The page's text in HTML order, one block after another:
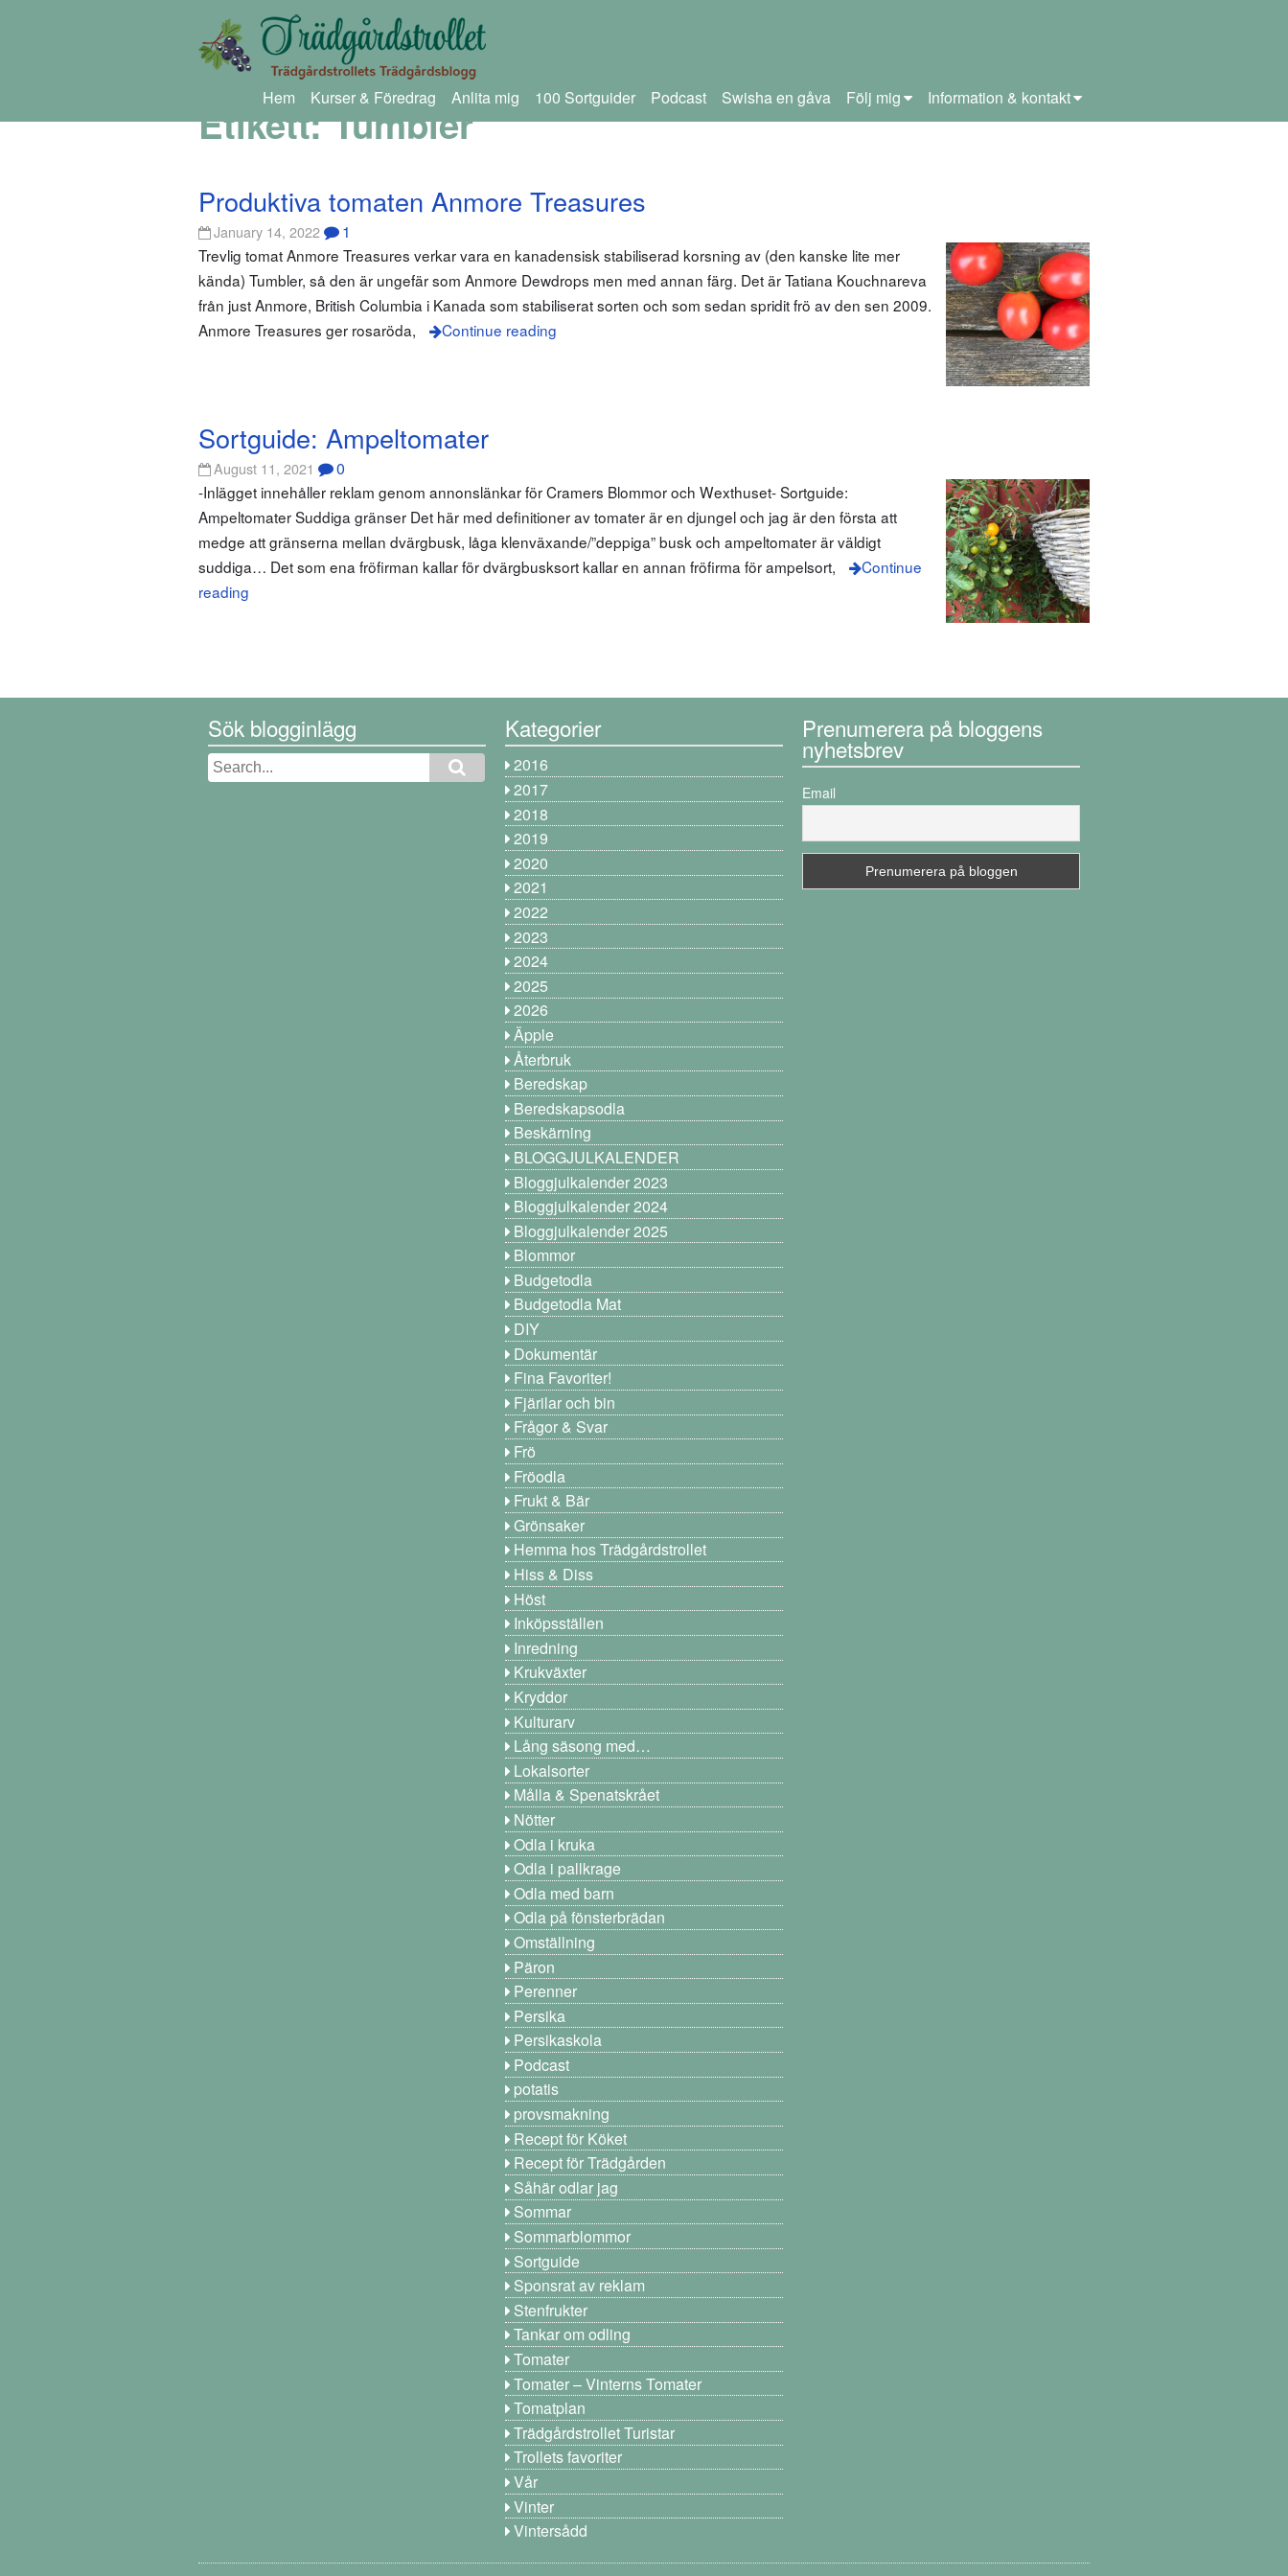
Hem Kurser & Föredrag Anlita mig 100 Sortguider Podcast Swisha en gåva Följ mig Information & kontakt
Etikett:Tumbler
Produktiva tomaten Anmore Treasures
January 14, 2022 1
Trevlig tomat Anmore Treasures verkar vara en kanadensisk stabiliserad korsning av (den kanske lite mer
kända) Tumbler, så den är ungefär som Anmore Dewdrops men med annan färg. Det är Tatiana Kouchnareva
från just Anmore, British Columbia i Kanada som stabiliserat sorten och som sedan spridit frö av den sen 2009.
Anmore Treasures ger rosaröda,
Continue reading
Sortguide: Ampeltomater
August 11, 2021 0
-Inlägget innehåller reklam genom annonslänkar för Cramers Blommor och Wexthuset- Sortguide:
Ampeltomater Suddiga gränser Det här med definitioner av tomater är en djungel och jag är den första att
medge att gränserna mellan dvärgbusk, låga klenväxande/”deppiga” busk och ampeltomater är väldigt
suddiga… Det som ena fröfirman kallar för dvärgbusksort kallar en annan fröfirma för ampelsort,
Continue
reading
Sök blogginlägg Kategorier
2016
2017
2018
2019
2020
2021
2022
2023
2024
2025
2026
Äpple
Återbruk
Beredskap
Beredskapsodla
Beskärning
BLOGGJULKALENDER
Bloggjulkalender 2023
Bloggjulkalender 2024
Bloggjulkalender 2025
Blommor
Budgetodla
Budgetodla Mat
DIY
Dokumentär
Fina Favoriter!
Fjärilar och bin
Frågor & Svar
Frö
Fröodla
Frukt & Bär
Grönsaker
Hemma hos Trädgårdstrollet
Hiss & Diss
Höst
Inköpsställen
Inredning
Krukväxter
Kryddor
Kulturarv
Lång säsong med…
Lokalsorter
Målla & Spenatskrået
Nötter
Odla i kruka
Odla i pallkrage
Odla med barn
Odla på fönsterbrädan
Omställning
Päron
Perenner
Persika
Persikaskola
Podcast
potatis
provsmakning
Recept för Köket
Recept för Trädgården
Såhär odlar jag
Sommar
Sommarblommor
Sortguide
Sponsrat av reklam
Stenfrukter
Tankar om odling
Tomater
Tomater – Vinterns Tomater
Tomatplan
Trädgårdstrollet Turistar
Trollets favoriter
Vår
Vinter
Vintersådd
Prenumerera på bloggens
nyhetsbrev
Email